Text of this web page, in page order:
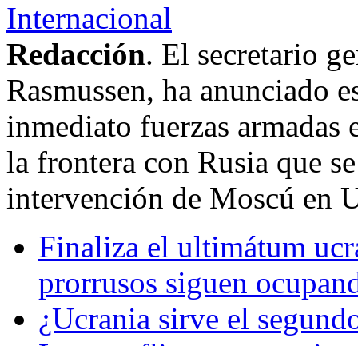
Internacional
Redacción. El secretario
Rasmussen, ha anunciado
inmediato fuerzas armadas
la frontera con Rusia que
intervención de Moscú en
Finaliza el ultimátum
prorrusos siguen
¿Ucrania sirve el